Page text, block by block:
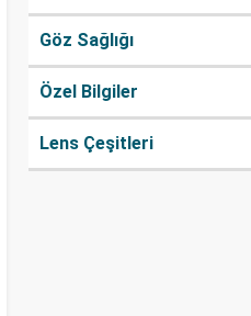
Göz Sağlığı
Özel Bilgiler
Lens Çeşitleri